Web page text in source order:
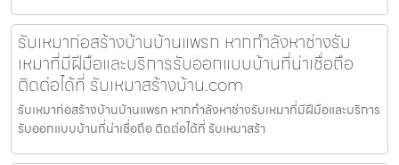
รับเหมาก่อสร้างบ้านบ้านแพรก หากกำลังหาช่างรับ
เหมาที่มีฝีมือและบริการรับออกแบบบ้านที่น่าเชื่อถือ
ติดต่อได้ที่ รับเหมาสร้างบ้าน.com
รับเหมาก่อสร้างบ้านบ้านแพรก หากกำลังหาช่างรับเหมาที่มีฝีมือและบริการ
รับออกแบบบ้านที่น่าเชื่อถือ ติดต่อได้ที่ รับเหมาสร้า